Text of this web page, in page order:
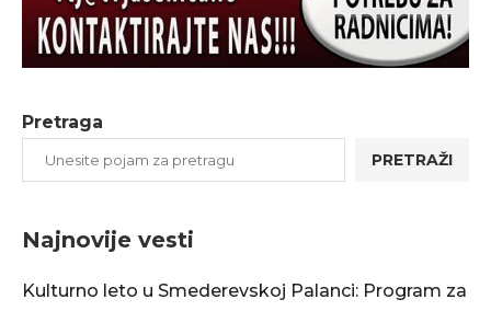
Pretraga
PRETRAŽI
Najnovije vesti
Kulturno leto u Smederevskoj Palanci: Program za